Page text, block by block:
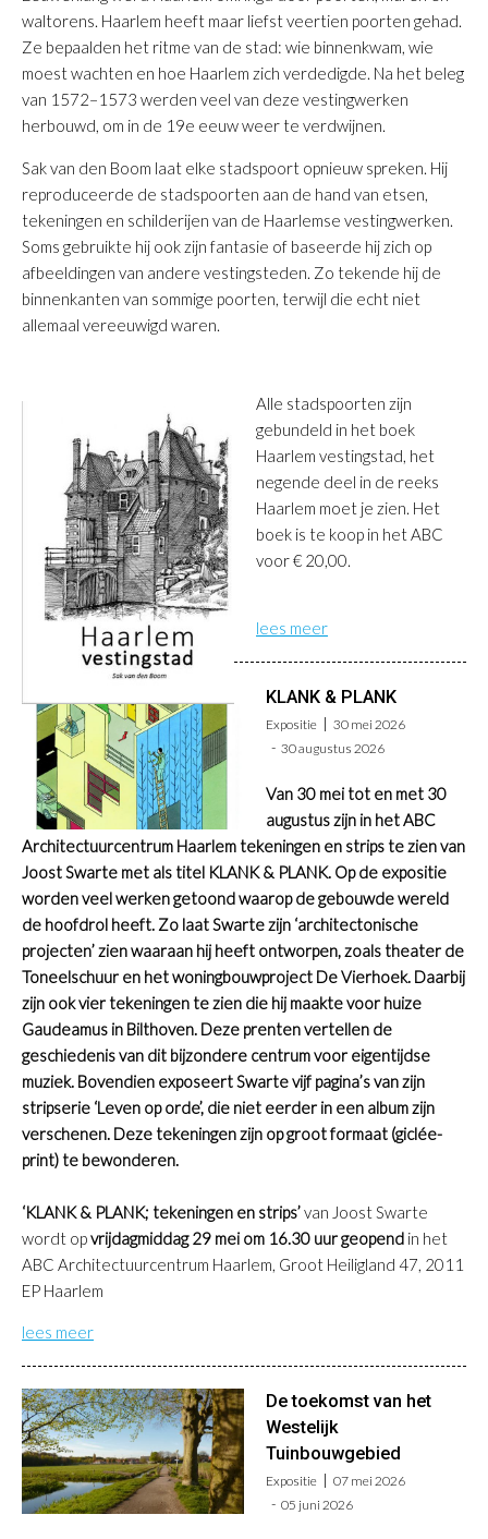
waltorens. Haarlem heeft maar liefst veertien poorten gehad.
Ze bepaalden het ritme van de stad: wie binnenkwam, wie
moest wachten en hoe Haarlem zich verdedigde. Na het beleg
van 1572–1573 werden veel van deze vestingwerken
herbouwd, om in de 19e eeuw weer te verdwijnen.
Sak van den Boom laat elke stadspoort opnieuw spreken. Hij
reproduceerde de stadspoorten aan de hand van etsen,
tekeningen en schilderijen van de Haarlemse vestingwerken.
Soms gebruikte hij ook zijn fantasie of baseerde hij zich op
afbeeldingen van andere vestingsteden. Zo tekende hij de
binnenkanten van sommige poorten, terwijl die echt niet
allemaal vereeuwigd waren.
Alle stadspoorten zijn
gebundeld in het boek
Haarlem vestingstad, het
negende deel in de reeks
Haarlem moet je zien. Het
boek is te koop in het ABC
voor € 20,00.
lees meer
KLANK & PLANK
Expositie
30 mei 2026
30 augustus 2026
Van 30 mei tot en met 30
augustus zijn in het ABC
Architectuurcentrum Haarlem tekeningen en strips te zien van
Joost Swarte met als titel KLANK & PLANK. Op de expositie
worden veel werken getoond waarop de gebouwde wereld
de hoofdrol heeft. Zo laat Swarte zijn ‘architectonische
projecten’ zien waaraan hij heeft ontworpen, zoals theater de
Toneelschuur en het woningbouwproject De Vierhoek. Daarbij
zijn ook vier tekeningen te zien die hij maakte voor huize
Gaudeamus in Bilthoven. Deze prenten vertellen de
geschiedenis van dit bijzondere centrum voor eigentijdse
muziek. Bovendien exposeert Swarte vijf pagina’s van zijn
stripserie ‘Leven op orde’, die niet eerder in een album zijn
verschenen. Deze tekeningen zijn op groot formaat (giclée-
print) te bewonderen.
‘KLANK & PLANK; tekeningen en strips’van Joost Swarte
wordt opvrijdagmiddag 29 mei om 16.30 uur geopend in het
ABC Architectuurcentrum Haarlem, Groot Heiligland 47, 2011
EP Haarlem
lees meer
De toekomst van het
Westelijk
Tuinbouwgebied
Expositie
07 mei 2026
05 juni 2026